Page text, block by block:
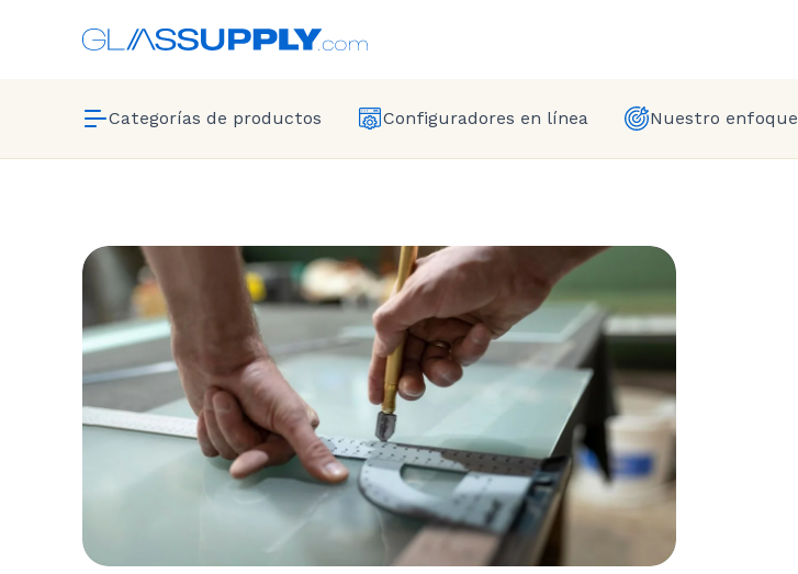
Categorías de productos Configuradores en línea Nuestro enfoque